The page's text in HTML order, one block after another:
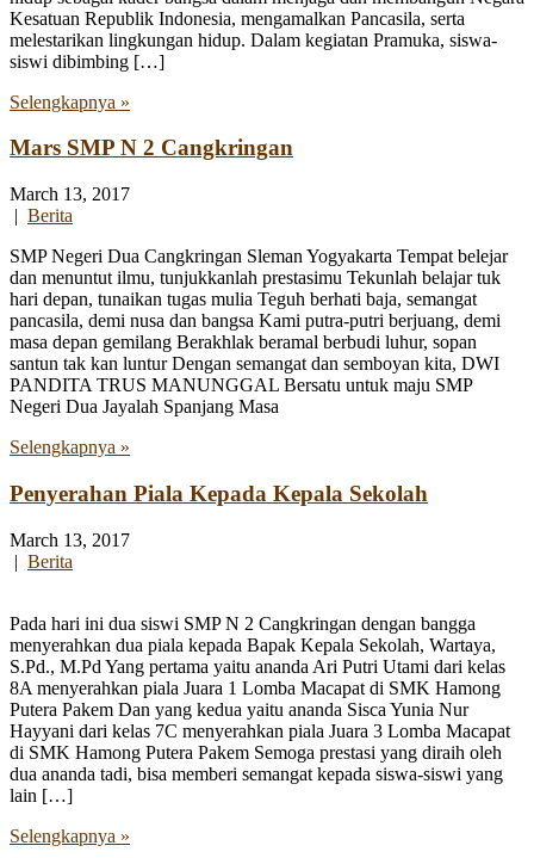
Kesatuan Republik Indonesia, mengamalkan Pancasila, serta
melestarikan lingkungan hidup. Dalam kegiatan Pramuka, siswa-
siswi dibimbing […]
Selengkapnya »
Mars SMP N 2 Cangkringan
March 13, 2017
| Berita
SMP Negeri Dua Cangkringan Sleman Yogyakarta Tempat belejar
dan menuntut ilmu, tunjukkanlah prestasimu Tekunlah belajar tuk
hari depan, tunaikan tugas mulia Teguh berhati baja, semangat
pancasila, demi nusa dan bangsa Kami putra-putri berjuang, demi
masa depan gemilang Berakhlak beramal berbudi luhur, sopan
santun tak kan luntur Dengan semangat dan semboyan kita, DWI
PANDITA TRUS MANUNGGAL Bersatu untuk maju SMP
Negeri Dua Jayalah Spanjang Masa
Selengkapnya »
Penyerahan Piala Kepada Kepala Sekolah
March 13, 2017
| Berita
Pada hari ini dua siswi SMP N 2 Cangkringan dengan bangga
menyerahkan dua piala kepada Bapak Kepala Sekolah, Wartaya,
S.Pd., M.Pd Yang pertama yaitu ananda Ari Putri Utami dari kelas
8A menyerahkan piala Juara 1 Lomba Macapat di SMK Hamong
Putera Pakem Dan yang kedua yaitu ananda Sisca Yunia Nur
Hayyani dari kelas 7C menyerahkan piala Juara 3 Lomba Macapat
di SMK Hamong Putera Pakem Semoga prestasi yang diraih oleh
dua ananda tadi, bisa memberi semangat kepada siswa-siswi yang
lain […]
Selengkapnya »